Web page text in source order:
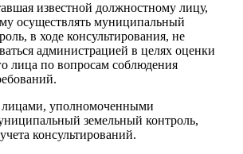
известной должностному лицу,
осуществлять муниципальный
в ходе консультирования, не
администрацией в целях оценки
лица по вопросам соблюдения
уполномоченными
земельный контроль,
консультирований.